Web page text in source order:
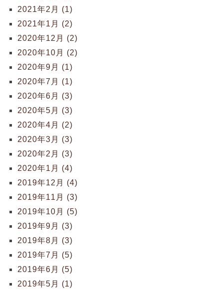
2021年2月 (1)
2021年1月 (2)
2020年12月 (2)
2020年10月 (2)
2020年9月 (1)
2020年7月 (1)
2020年6月 (3)
2020年5月 (3)
2020年4月 (2)
2020年3月 (3)
2020年2月 (3)
2020年1月 (4)
2019年12月 (4)
2019年11月 (3)
2019年10月 (5)
2019年9月 (3)
2019年8月 (3)
2019年7月 (5)
2019年6月 (5)
2019年5月 (1)